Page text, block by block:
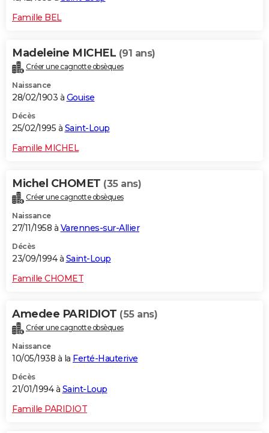
Famille BEL
Madeleine MICHEL (91 ans)
Créer une cagnotte obsèques
Naissance
28/02/1903 à Gouise
Décès
25/02/1995 à Saint-Loup
Famille MICHEL
Michel CHOMET (35 ans)
Créer une cagnotte obsèques
Naissance
27/11/1958 à Varennes-sur-Allier
Décès
23/09/1994 à Saint-Loup
Famille CHOMET
Amedee PARIDIOT (55 ans)
Créer une cagnotte obsèques
Naissance
10/05/1938 à la Ferté-Hauterive
Décès
21/01/1994 à Saint-Loup
Famille PARIDIOT